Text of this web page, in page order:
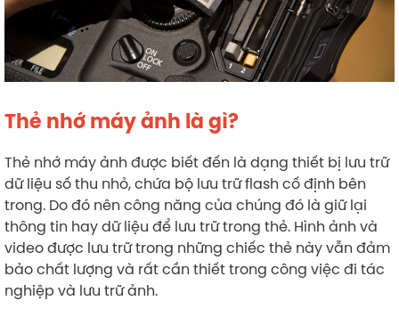
Thẻ nhớ máy ảnh là gì?
Thẻ nhớ máy ảnh được biết đến là dạng thiết bị lưu trữ
dữ liệu số thu nhỏ, chứa bộ lưu trữ flash cố định bên
trong. Do đó nên công năng của chúng đó là giữ lại
thông tin hay dữ liệu để lưu trữ trong thẻ. Hình ảnh và
video được lưu trữ trong những chiếc thẻ này vẫn đảm
bảo chất lượng và rất cần thiết trong công việc đi tác
nghiệp và lưu trữ ảnh.